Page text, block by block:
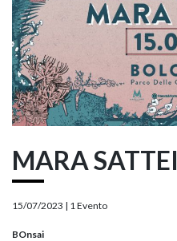
MARA SATTEI
15/07/2023 | 1 Evento
BOnsai